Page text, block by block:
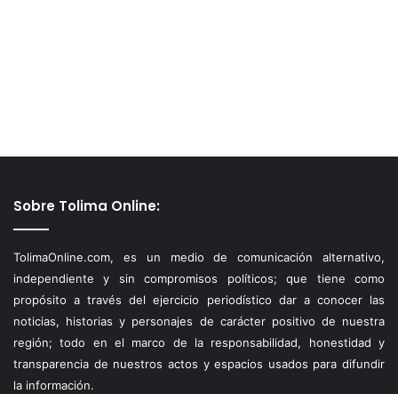
Sobre Tolima Online:
TolimaOnline.com, es un medio de comunicación alternativo,
independiente y sin compromisos políticos; que tiene como
propósito a través del ejercicio periodístico dar a conocer las
noticias, historias y personajes de carácter positivo de nuestra
región; todo en el marco de la responsabilidad, honestidad y
transparencia de nuestros actos y espacios usados para difundir
la información.